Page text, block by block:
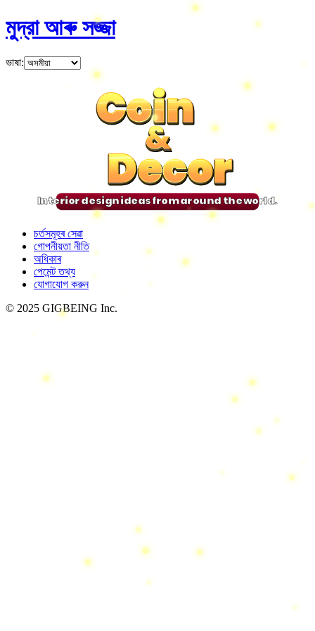
মুদ্রা আৰু সজ্জা
ভাষা:
Coin
&
Decor
Coin
&
Decor
Coin
&
Decor
Coin
&
Decor
Interior design ideas from around the world.
চৰ্তসমূহৰ সেৱা
গোপনীয়তা নীতি
অধিকাৰ
পেমেন্ট তথ্য
যোগাযোগ করুন
© 2025 GIGBEING Inc.